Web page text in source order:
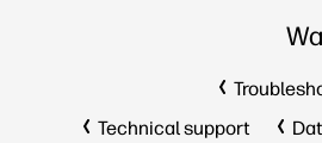
Technical support